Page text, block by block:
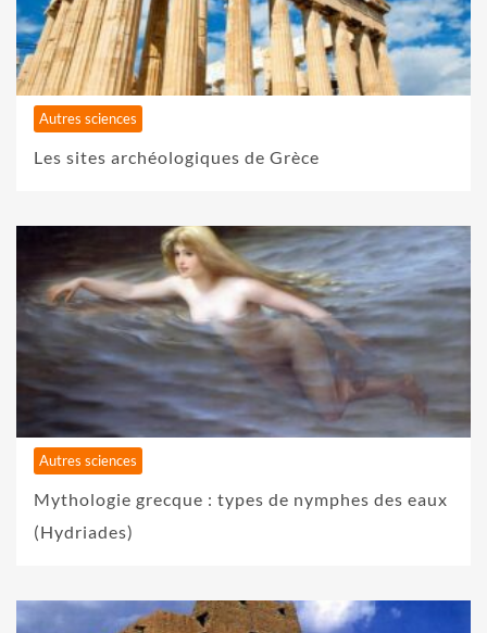
Autres sciences
Les sites archéologiques de Grèce
Autres sciences
Mythologie grecque : types de nymphes des eaux
(Hydriades)